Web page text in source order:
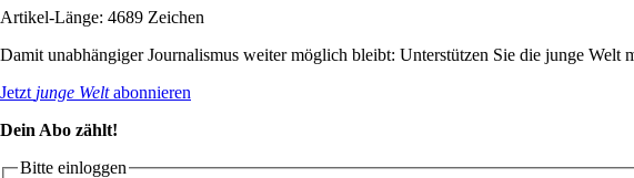
Artikel-Länge: 4689 Zeichen
Damit unabhängiger Journalismus weiter möglich bleibt: Unterstützen Sie die junge
Jetzt junge Weltabonnieren
Dein Abo zählt!
Bitte einloggen